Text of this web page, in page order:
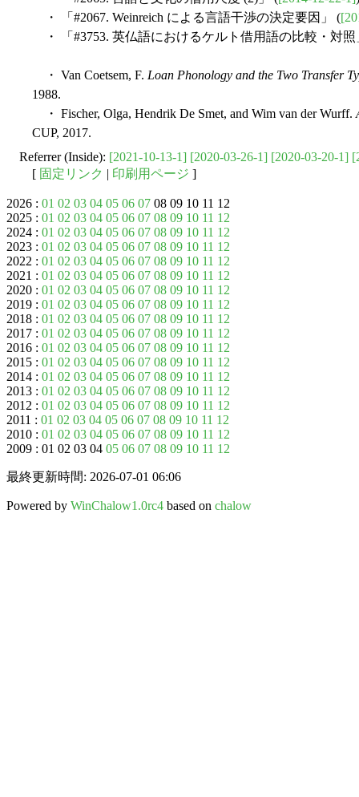
・ 「#2067. Weinreich による言語干渉の決定要因」 (
・ 「#3753. 英仏語におけるケルト借用語の比較・対照
・ Van Coetsem, F. Loan Phonology and the Two Transfer
1988.
・ Fischer, Olga, Hendrik De Smet, and Wim van der Wurff.
CUP, 2017.
Referrer (Inside): [2021-10-13-1] [2020-03-26-1] [2020-03-20-1]
[ 固定リンク | 印刷用ページ ]
2026 : 01 02 03 04 05 06 07 08 09 10 11 12
2025 : 01 02 03 04 05 06 07 08 09 10 11 12
2024 : 01 02 03 04 05 06 07 08 09 10 11 12
2023 : 01 02 03 04 05 06 07 08 09 10 11 12
2022 : 01 02 03 04 05 06 07 08 09 10 11 12
2021 : 01 02 03 04 05 06 07 08 09 10 11 12
2020 : 01 02 03 04 05 06 07 08 09 10 11 12
2019 : 01 02 03 04 05 06 07 08 09 10 11 12
2018 : 01 02 03 04 05 06 07 08 09 10 11 12
2017 : 01 02 03 04 05 06 07 08 09 10 11 12
2016 : 01 02 03 04 05 06 07 08 09 10 11 12
2015 : 01 02 03 04 05 06 07 08 09 10 11 12
2014 : 01 02 03 04 05 06 07 08 09 10 11 12
2013 : 01 02 03 04 05 06 07 08 09 10 11 12
2012 : 01 02 03 04 05 06 07 08 09 10 11 12
2011 : 01 02 03 04 05 06 07 08 09 10 11 12
2010 : 01 02 03 04 05 06 07 08 09 10 11 12
2009 : 01 02 03 04 05 06 07 08 09 10 11 12
最終更新時間: 2026-07-01 06:06
Powered by WinChalow1.0rc4 based on chalow